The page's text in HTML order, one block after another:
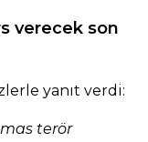
verecek son
yanıt verdi:
terör